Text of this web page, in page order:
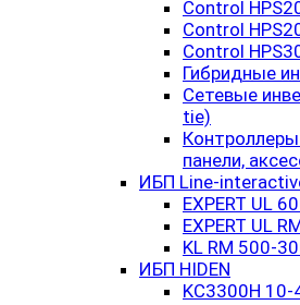
Control
Control
Control
Гибридные
Сетевые
tie)
панели,
ИБП Line-
EXPERT UL
EXPERT UL
KL RM 500-
ИБП HIDEN
KC3300H